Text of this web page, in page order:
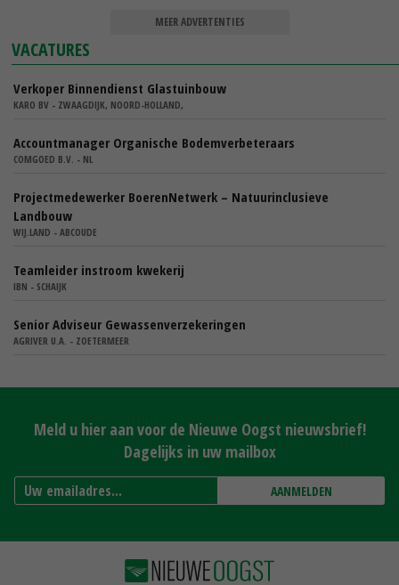
MEER ADVERTENTIES
VACATURES
Verkoper Binnendienst Glastuinbouw
KARO BV - ZWAAGDIJK, NOORD-HOLLAND,
Accountmanager Organische Bodemverbeteraars
COMGOED B.V. - NL
Projectmedewerker BoerenNetwerk – Natuurinclusieve
Landbouw
WIJ.LAND - ABCOUDE
Teamleider instroom kwekerij
IBN - SCHAIJK
Senior Adviseur Gewassenverzekeringen
AGRIVER U.A. - ZOETERMEER
Meld u hier aan voor de Nieuwe Oogst nieuwsbrief!
Dagelijks in uw mailbox
AANMELDEN